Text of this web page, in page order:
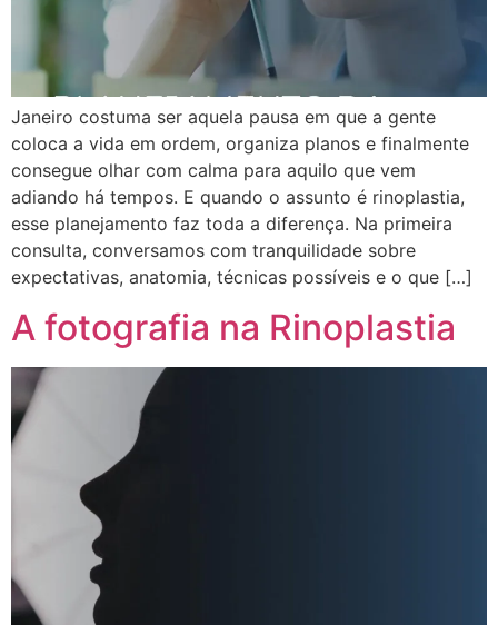
Janeiro costuma ser aquela pausa em que a gente
coloca a vida em ordem, organiza planos e finalmente
consegue olhar com calma para aquilo que vem
adiando há tempos. E quando o assunto é rinoplastia,
esse planejamento faz toda a diferença. Na primeira
consulta, conversamos com tranquilidade sobre
expectativas, anatomia, técnicas possíveis e o que […]
A fotografia na Rinoplastia